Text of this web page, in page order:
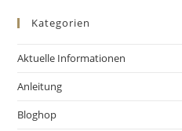
Kategorien
Aktuelle Informationen
Anleitung
Bloghop